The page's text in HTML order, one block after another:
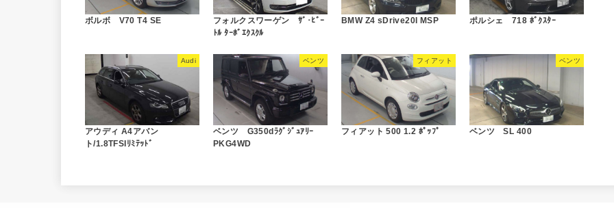
ボルボ V70 T4 SE
フォルクスワーゲン ｻﾞ･ﾋﾞｰ
ﾄﾙ ﾀｰﾎﾞｴｸｽｸﾙ
BMW Z4 sDrive20I MSP ポルシェ 718 ﾎﾞｸｽﾀｰ
Audi
アウディ A4アバン
ト/1.8TFSIﾘﾐﾃｯﾄﾞ
ベンツ
ベンツ G350dﾗｸﾞｼﾞｭｱﾘｰ
PKG4WD
フィアット
フィアット 500 1.2 ﾎﾟｯﾌﾟ
ベンツ
ベンツ SL 400